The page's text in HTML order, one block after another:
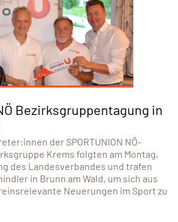
Bezirksgruppentagung in
der SPORTUNION NÖ-
Krems folgten am Montag,
des Landesverbandes und trafen
in Brunn am Wald, um sich aus
Neuerungen im Sport zu